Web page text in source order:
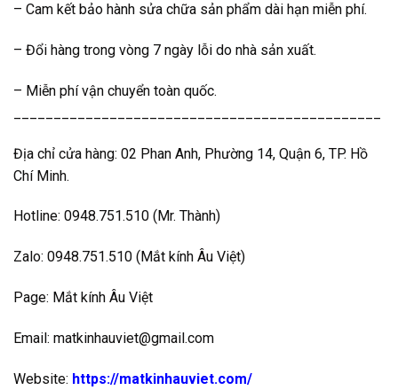
– Cam kết bảo hành sửa chữa sản phẩm dài hạn miễn phí.
– Đổi hàng trong vòng 7 ngày lỗi do nhà sản xuất.
– Miễn phí vận chuyển toàn quốc.
Địa chỉ cửa hàng: 02 Phan Anh, Phường 14, Quận 6, TP. Hồ
Chí Minh.
Hotline: 0948.751.510 (Mr. Thành)
Zalo: 0948.751.510 (Mắt kính Âu Việt)
Page: Mắt kính Âu Việt
Email: matkinhauviet@gmail.com
Website: https://matkinhauviet.com/